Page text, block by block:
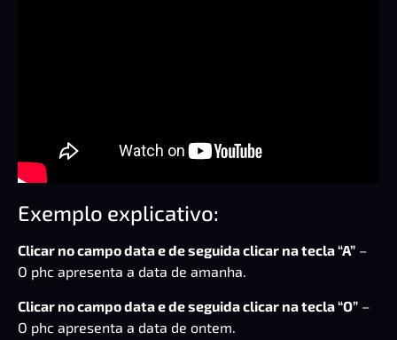
Exemplo explicativo:
Clicar no campo data e de seguida clicar na tecla “A” –
O phc apresenta a data de amanha.
Clicar no campo data e de seguida clicar na tecla “O” –
O phc apresenta a data de ontem.